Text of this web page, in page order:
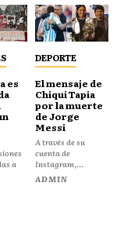
es
a
DEPORTE
El mensaje de
Chiqui Tapia
por la muerte
de Jorge
Messi
A través de su
cuenta de
Instagram,...
ADMIN